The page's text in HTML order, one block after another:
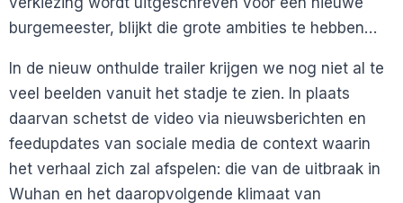
burgemeester, blijkt die grote ambities te hebben…
In de nieuw onthulde trailer krijgen we nog niet al te
veel beelden vanuit het stadje te zien. In plaats
daarvan schetst de video via nieuwsberichten en
feedupdates van sociale media de context waarin
het verhaal zich zal afspelen: die van de uitbraak in
Wuhan en het daaropvolgende klimaat van